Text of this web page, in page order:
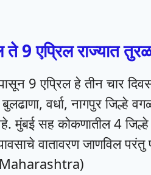
ते 9 एप्रिल राज्यात
9 एप्रिल हे तीन चार
बुलढाणा, वर्धा, नागपुर जिल्हे
मुंबई सह कोकणातील 4
वातावरण जाणविल